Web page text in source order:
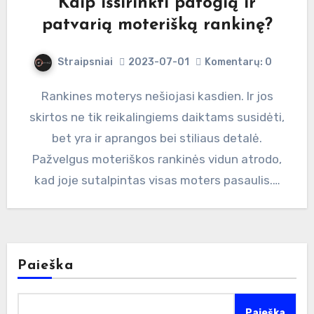
Kaip išsirinkti patogią ir
patvarią moterišką rankinę?
Straipsniai 2023-07-01 Komentarų: 0
Rankines moterys nešiojasi kasdien. Ir jos
skirtos ne tik reikalingiems daiktams susidėti,
bet yra ir aprangos bei stiliaus detalė.
Pažvelgus moteriškos rankinės vidun atrodo,
kad joje sutalpintas visas moters pasaulis.…
Paieška